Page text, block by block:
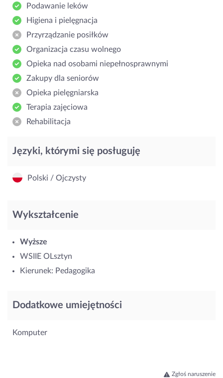
Podawanie leków
Higiena i pielęgnacja
Przyrządzanie posiłków
Organizacja czasu wolnego
Opieka nad osobami niepełnosprawnymi
Zakupy dla seniorów
Opieka pielęgniarska
Terapia zajęciowa
Rehabilitacja
Języki, którymi się posługuję
Polski / Ojczysty
Wykształcenie
Wyższe
WSIIE OLsztyn
Kierunek: Pedagogika
Dodatkowe umiejętności
Komputer
Zgłoś naruszenie